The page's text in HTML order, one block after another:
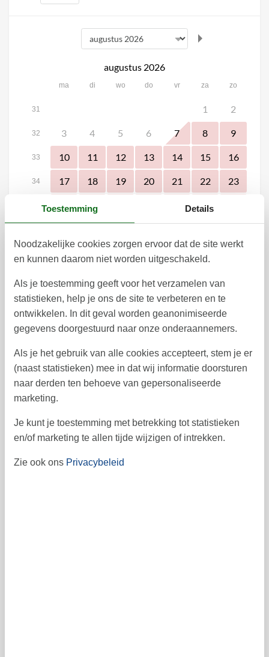
augustus 2026
ma di wo do vr za zo
31 1 2
32 3 4 5 6 7 8 9
33 10 11 12 13 14 15 16
34 17 18 19 20 21 22 23
24 25 29
september 2026
36 1 2 3 4 5
37 7 8 9 10 11 12
21 26 27
40 28 29 30
Toestemming Details
Noodzakelijke cookies zorgen ervoor dat de site werkt
en kunnen daarom niet worden uitgeschakeld.
Als je toestemming geeft voor het verzamelen van
statistieken, help je ons de site te verbeteren en te
ontwikkelen. In dit geval worden geanonimiseerde
gegevens doorgestuurd naar onze onderaannemers.
Als je het gebruik van alle cookies accepteert, stem je er
(naast statistieken) mee in dat wij informatie doorsturen
naar derden ten behoeve van gepersonaliseerde
marketing.
Je kunt je toestemming met betrekking tot statistieken
en/of marketing te allen tijde wijzigen of intrekken.
Zie ook ons Privacybeleid